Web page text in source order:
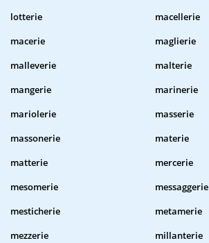
lotterie
macellerie
macerie
maglierie
malleverie
malterie
mangerie
marinerie
mariolerie
masserie
massonerie
materie
matterie
mercerie
mesomerie
messaggerie
mesticherie
metamerie
mezzerie
millanterie